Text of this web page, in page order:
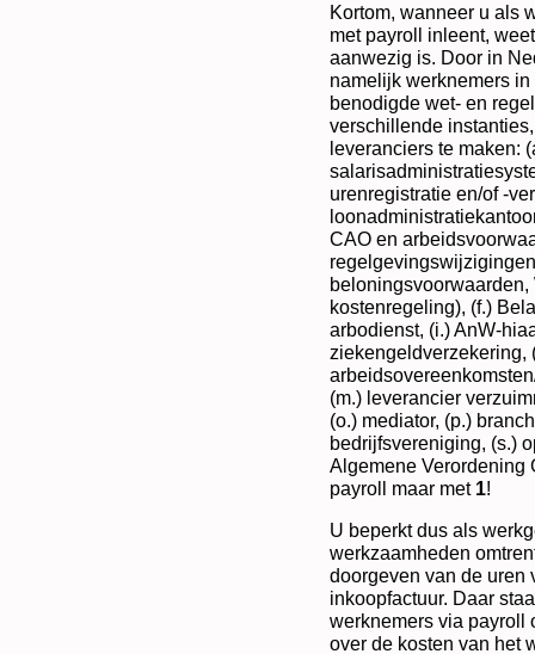
Kortom, wanneer u als
met payroll inleent,
aanwezig is. Door in
namelijk werknemers
benodigde wet- en
verschillende
leveranciers te maken:
urenregistratie en/of -
CAO en
kostenregeling), (f.)
arbodienst, (i.) AnW-
ziekengeldverzekering,
(m.) leverancier
(o.) mediator, (p.)
bedrijfsvereniging, (s.)
Algemene Verordening
payroll maar met 1!
U beperkt dus als
werkzaamheden
doorgeven van de uren
inkoopfactuur. Daar
werknemers via payroll
over de kosten van het